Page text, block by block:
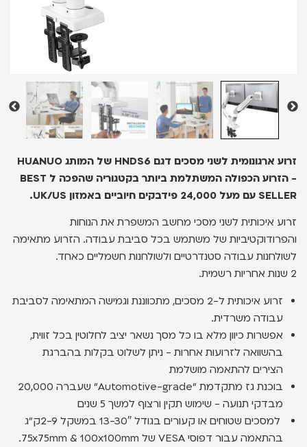
זרוע ארגונומית לשני מסכים דגם HNDS6 של המותג HUANUO
- הזרוע הכפולה המשתלמת ביותר בקטגוריה שהפכה ל BEST
SELLER עם מעל 24,000 פידבקים חיוביים באמזון UK/US.
זרוע איכותית לשני מסכי מחשב המשפרת את הנוחות
והפרודוקטיביות של משתמש בכל סביבת עבודה. הזרוע מתאימה
לשולחנות עבודה סטנדרטיים ולשולחנות חשמליים כאחד.
2 שנות אחריות רשמית.
זרוע איכותית ל-2 מסכים, מתכווננת וגמישה המתאימה לסביבת
עבודה משרדית.
אפשרות כיוון מלא בו כל מסך נשאר יציב לחלוטין בכל זווית,
בהשוואה לזרועות אחרות - ניתן לשלוט בקלות בהברגת
הצירים להתאמה מושלמת
בוכנת גז מתקדמת ״Automotive-grade״ שעברה 20,000
מבדקי תנועה - שימוש תקין ורצוף למשך 5 שנים
למסכים שטוחים או קעורים בגודל 13-30″ במשקל 2-9ק״ג
בהתאמה עבור דפוסי VESA של 75x75mm & 100x100mm.